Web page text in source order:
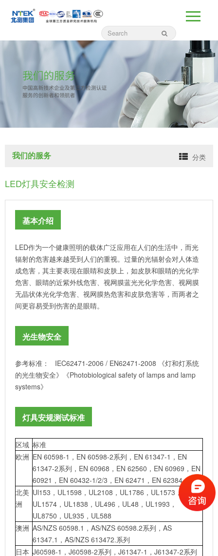
我们的服务 分类
LED灯具安全检测
基本介绍
LED作为一个健康照明的载体广泛应用在人们的生活中，而光
辐射的危害越来越受到人们的重视。过量的光辐射会对人体造
成危害，其主要表现在眼睛和皮肤上，如皮肤和眼睛的光化学
危害、眼睛的近紫外线危害、视网膜蓝光光化学危害、视网膜
无晶状体光化学危害、视网膜热危害和皮肤危害等，而两者之
间更容易受到伤害的是眼睛。
光生物安全
参考标准： IEC62471-2006 / EN62471-2008 《灯和灯系统
的光生物安全》《Photobiological safety of lamps and lamp
systems》
灯具安规测试标准
区域 标准
欧洲 EN 60598-1，EN 60598-2系列，EN 61347-1，EN
61347-2系列，EN 60968，EN 62560，EN 60969，EN
60921，EN 60432-1/2/3，EN 62471，EN 62384
北美
洲
Ul153，UL1598，UL2108，UL1786，UL1573，
UL1574，UL1838，UL496，UL48，UL1993，
UL8750，UL935，UL588
澳洲 AS/NZS 60598.1，AS/NZS 60598.2系列，AS
61347.1，AS/NZS 613472.系列
日本 J60598-1，J60598-2系列，J61347-1，J61347-2系列